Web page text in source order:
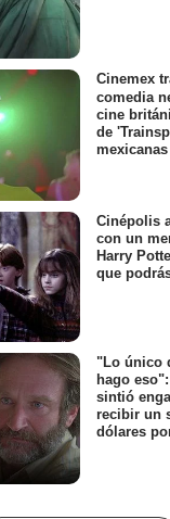
Cinemex
comedia
cine
de
mexicanas
Cinépolis
con un
Harry
que
"Lo único
hago
sintió
recibir un
dólares